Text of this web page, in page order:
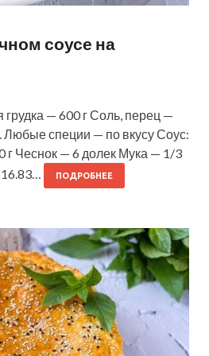
соусе на
— 600 г Соль, перец —
Любые специи — по вкусу Соус:
г Чеснок — 6 долек Мука — 1/3
ПОДРОБНЕЕ